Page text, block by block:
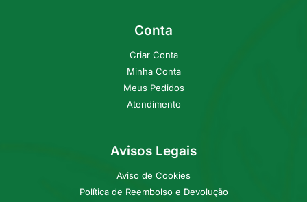
Conta
Criar Conta
Minha Conta
Meus Pedidos
Atendimento
Avisos Legais
Aviso de Cookies
Política de Reembolso e Devolução